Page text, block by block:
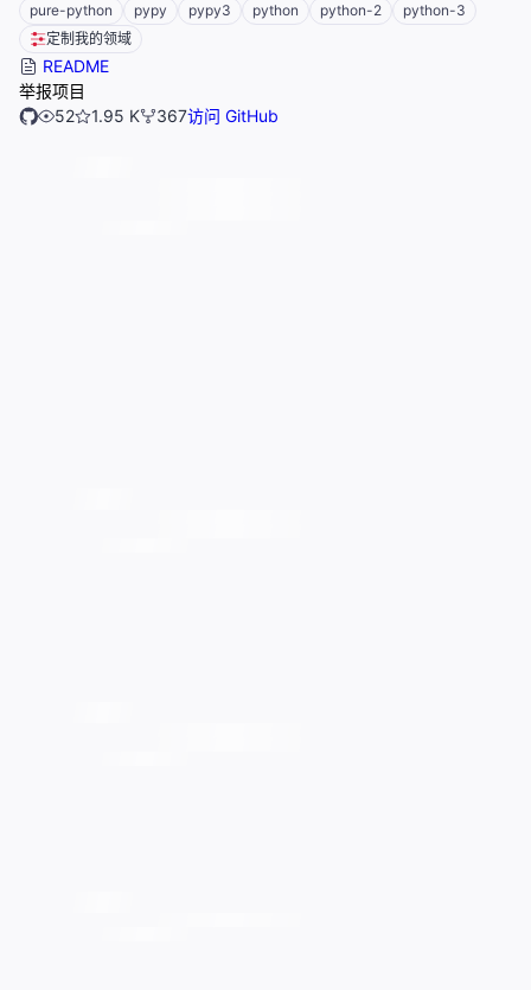
pure-python
pypy pypy3 python python-2
python-3
定制我的领域
README
举报项目
52
1.95 K 367访问 GitHub